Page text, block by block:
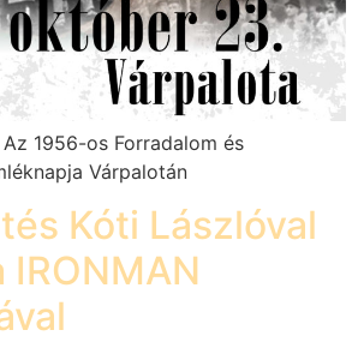
1956-os Forradalom és
Várpalotán
Kóti Lászlóval